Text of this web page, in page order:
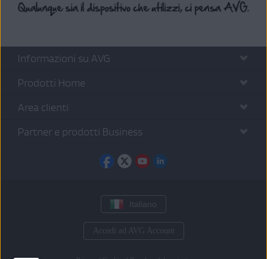
Informazioni su AVG
Prodotti Home
Area clienti
Partner e prodotti Business
Italiano
Accedi ad AVG Account